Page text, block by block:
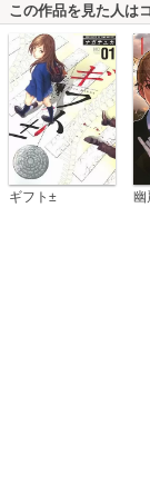
この作品を見た人は
ギフト± 幽